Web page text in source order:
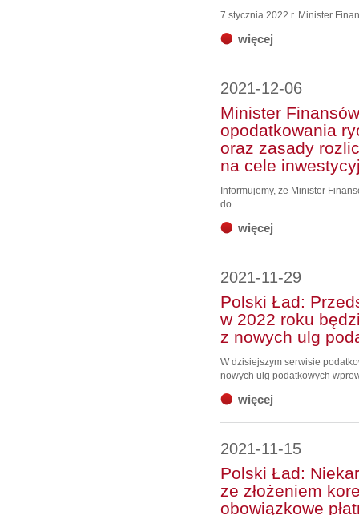
7 stycznia 2022 r. Minister
więcej
2021-12-06
Minister
opodatkowania
oraz zasady
na cele
Informujemy, że Minister
do ...
więcej
2021-11-29
Polski Ład:
w 2022 roku
z nowych ulg
W dzisiejszym serwisie
nowych ulg podatkowych
więcej
2021-11-15
Polski Ład:
ze złożeniem
obowiązkowe